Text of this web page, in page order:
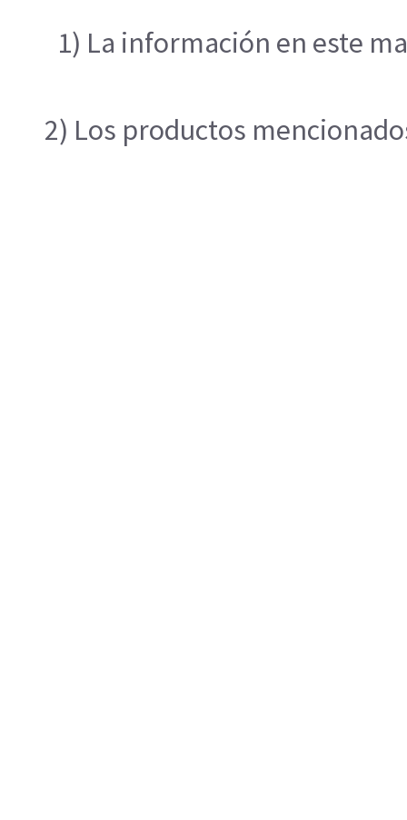
1) La información en este
2) Los productos